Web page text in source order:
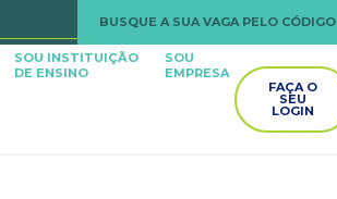
BUSQUE A SUA VAGA PELO CÓDIGO
SOU INSTITUIÇÃO
DE ENSINO
SOU
EMPRESA
FAÇA O
SEU
LOGIN